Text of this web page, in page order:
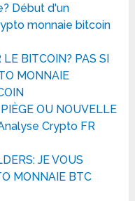
Début d'un
monnaie bitcoin
BITCOIN? PAS SI
MONNAIE
OU NOUVELLE
Crypto FR
JE VOUS
MONNAIE BTC